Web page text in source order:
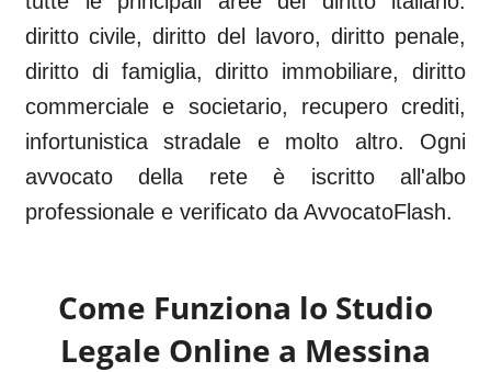
diritto civile, diritto del lavoro, diritto penale,
diritto di famiglia, diritto immobiliare, diritto
commerciale e societario, recupero crediti,
infortunistica stradale e molto altro. Ogni
avvocato della rete è iscritto all'albo
professionale e verificato da AvvocatoFlash.
Come Funziona lo Studio
Legale Online a Messina